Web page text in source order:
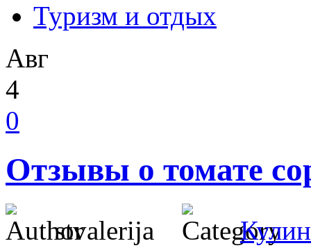
Туризм и отдых
Авг
4
0
Отзывы о томате
stvalerija